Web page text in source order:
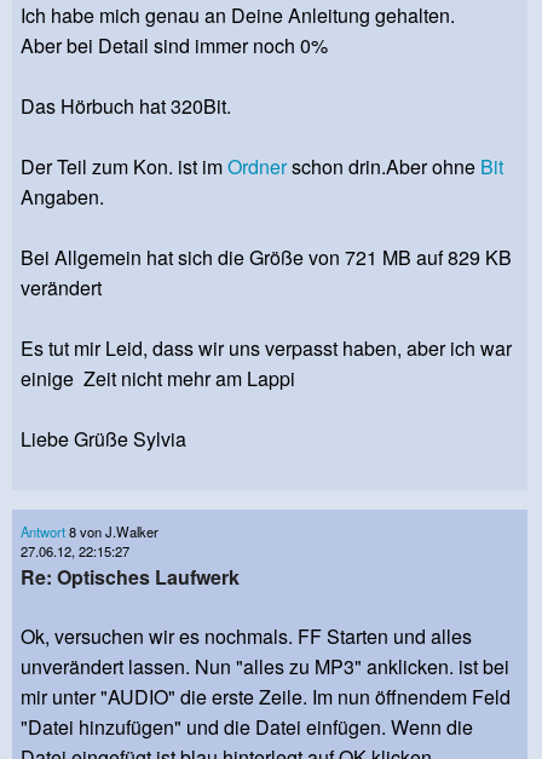
Ich habe mich genau an Deine Anleitung gehalten.
Aber bei Detail sind immer noch 0%
Das Hörbuch hat 320Bit.
Der Teil zum Kon. ist imOrdnerschon drin.Aber ohne Bit
Angaben.
Bei Allgemein hat sich die Größe von 721 MB auf 829 KB
verändert
Es tut mir Leid, dass wir uns verpasst haben, aber ich war
einige Zeit nicht mehr am Lappi
Liebe Grüße Sylvia
Antwort8 von J.Walker
27.06.12, 22:15:27
Re: Optisches Laufwerk
Ok, versuchen wir es nochmals. FF Starten und alles
unverändert lassen. Nun "alles zu MP3" anklicken. ist bei
mir unter "AUDIO" die erste Zeile. Im nun öffnendem Feld
"Datei hinzufügen" und die Datei einfügen. Wenn die